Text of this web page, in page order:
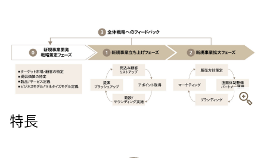
特長